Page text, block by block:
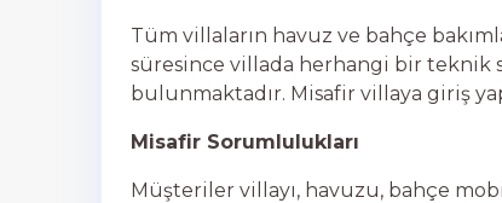
Tüm villaların havuz ve bahçe
süresince villada herhangi bir teknik
bulunmaktadır. Misafir villaya giriş
Misafir Sorumlulukları
Müşteriler villayı, havuzu, bahçe